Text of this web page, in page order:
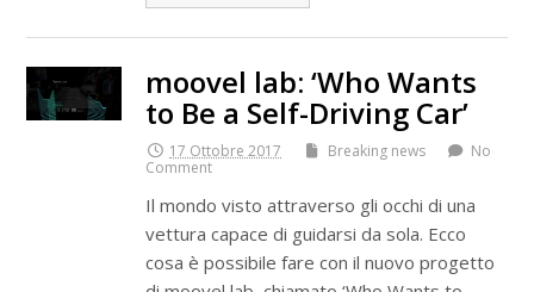
moovel lab: ‘Who Wants
to Be a Self-Driving Car’
17 Ottobre 2017 Breaking news
No
Comment
Il mondo visto attraverso gli occhi di una
vettura capace di guidarsi da sola. Ecco
cosa è possibile fare con il nuovo progetto